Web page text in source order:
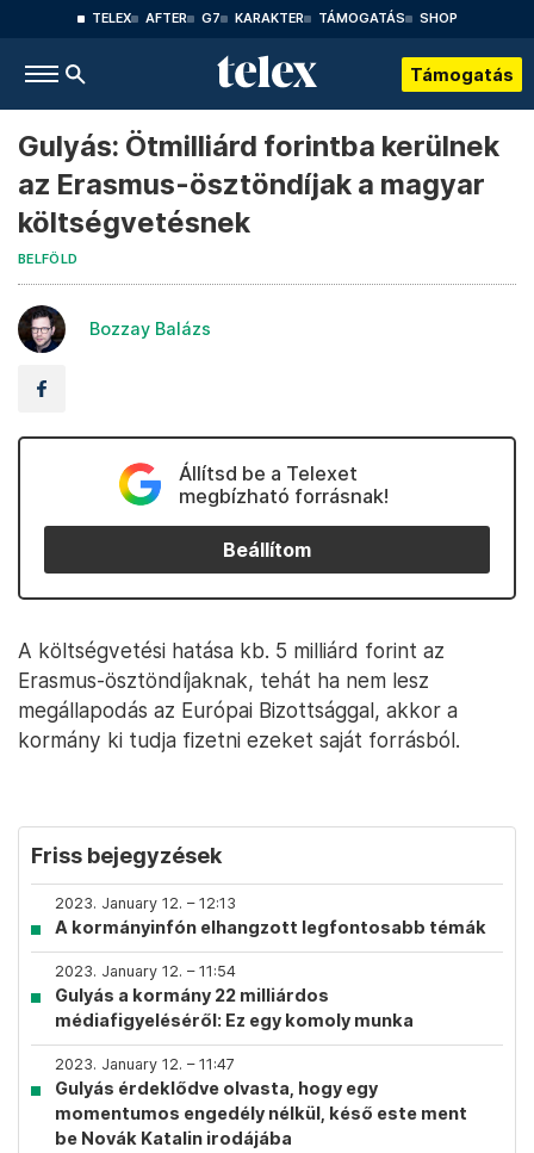
TELEX AFTER G7 KARAKTER TÁMOGATÁS SHOP
Támogatás
Gulyás: Ötmilliárd forintba kerülnek
az Erasmus-ösztöndíjak a magyar
költségvetésnek
BELFÖLD
Bozzay Balázs
Állítsd be a Telexet
megbízható forrásnak!
Beállítom
A költségvetési hatása kb. 5 milliárd forint az
Erasmus-ösztöndíjaknak, tehát ha nem lesz
megállapodás az Európai Bizottsággal, akkor a
kormány ki tudja fizetni ezeket saját forrásból.
Friss bejegyzések
2023. January 12. – 12:13
A kormányinfón elhangzott legfontosabb témák
2023. January 12. – 11:54
Gulyás a kormány 22 milliárdos
médiafigyeléséről: Ez egy komoly munka
2023. January 12. – 11:47
Gulyás érdeklődve olvasta, hogy egy
momentumos engedély nélkül, késő este ment
be Novák Katalin irodájába